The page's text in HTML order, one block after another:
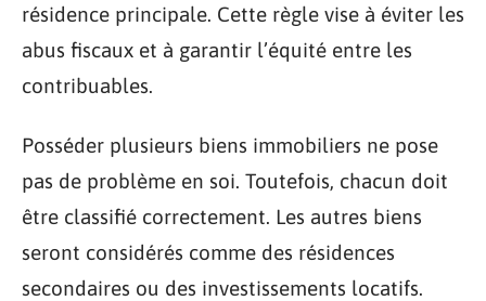
résidence principale. Cette règle vise à éviter les
abus fiscaux et à garantir l’équité entre les
contribuables.
Posséder plusieurs biens immobiliers ne pose
pas de problème en soi. Toutefois, chacun doit
être classifié correctement. Les autres biens
seront considérés comme des résidences
secondaires ou des investissements locatifs.